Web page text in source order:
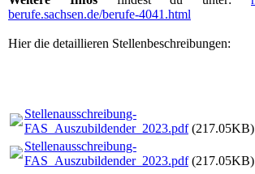
berufe.sachsen.de/berufe-4041.html
Hier die detaillieren Stellenbeschreibungen:
Stellenausschreibung-
FAS_Auszubildender_2023.pdf(217.05KB)
Stellenausschreibung-
FAS_Auszubildender_2023.pdf(217.05KB)